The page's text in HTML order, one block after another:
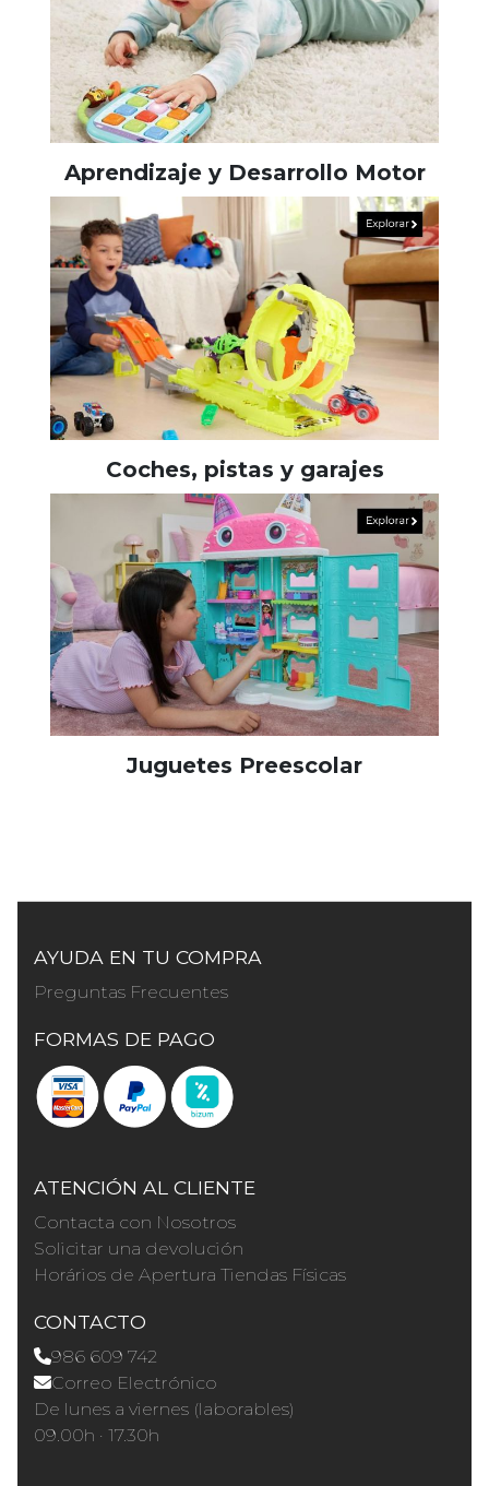
Aprendizaje y Desarrollo Motor
Coches, pistas y garajes
Juguetes Preescolar
AYUDA EN TU COMPRA
Preguntas Frecuentes
FORMAS DE PAGO
ATENCIÓN AL CLIENTE
Contacta con Nosotros
Solicitar una devolución
Horários de Apertura Tiendas Físicas
CONTACTO
986 609 742
Correo Electrónico
De lunes a viernes (laborables)
09.00h · 17.30h